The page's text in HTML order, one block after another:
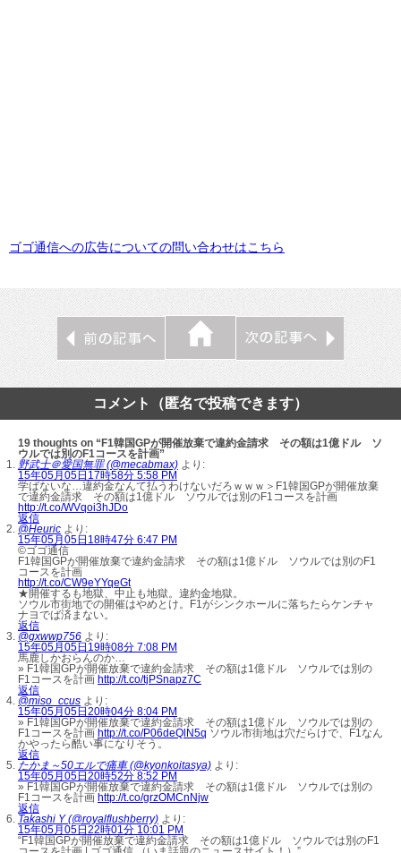
ゴゴ通信への広告についての問い合わせはこちら
コメント（匿名で投稿できます）
19 thoughts on “F1韓国GPが開催放棄で違約金請求 その額は1億ドル ソ
ウルでは別のF1コースを計画”
野武士＠愛国無罪 (@mecabmax) より:
15年05月05日17時58分 5:58 PM
学ばないな…違約金なんて払うわけないだろｗｗｗ＞F1韓国GPが開催放棄
で違約金請求 その額は1億ドル ソウルでは別のF1コースを計画
http://t.co/WVqoi3hJDo
返信
@Heuric より:
15年05月05日18時47分 6:47 PM
©ゴゴ通信
F1韓国GPが開催放棄で違約金請求 その額は1億ドル ソウルでは別のF1
コースを計画
http://t.co/CW9eYYqeGt
★開催するも地獄、中止も地獄。違約金地獄。
ソウル市街地での開催はやめとけ。F1がシンクホールに落ちたらケンチャ
ナヨでば済まない。
返信
@gxwwp756 より:
15年05月05日19時08分 7:08 PM
馬鹿しかおらんのか…
» F1韓国GPが開催放棄で違約金請求 その額は1億ドル ソウルでは別の
F1コースを計画 http://t.co/tjPSnapz7C
返信
@miso_ccus より:
15年05月05日20時04分 8:04 PM
» F1韓国GPが開催放棄で違約金請求 その額は1億ドル ソウルでは別の
F1コースを計画 http://t.co/P06deQlN5q ソウル市街地は穴だらけで、F1なん
かやったら酷い事になりそう。
返信
たかま～50エルで痛車 (@kyonkoitasya) より:
15年05月05日20時52分 8:52 PM
» F1韓国GPが開催放棄で違約金請求 その額は1億ドル ソウルでは別の
F1コースを計画 http://t.co/grzOMCnNjw
返信
Takashi Y (@royalflushberry) より:
15年05月05日22時01分 10:01 PM
“F1韓国GPが開催放棄で違約金請求 その額は1億ドル ソウルでは別のF1